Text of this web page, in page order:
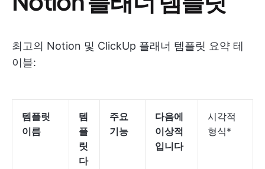
최고의 Notion 및 ClickUp 플래너 템플릿 요약 테
이블:
템플릿
이름
템
플
릿
다
주요
기능
다음에
이상적
입니다
시각적
형식*